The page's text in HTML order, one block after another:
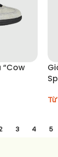
Từ
3 4 5